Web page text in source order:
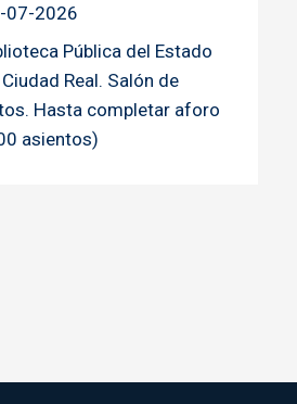
07-2026
Pública del Estado
Real. Salón de
Hasta completar aforo
asientos)